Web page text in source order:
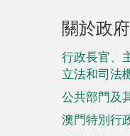
頁
腳
菜
單
關於政府
行政長官、
立法和司法
公共部門及
澳門特別行